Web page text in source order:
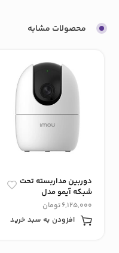
محصولات مشابه
دوربین مداربسته تحت
شبکه آیمو مدل
ranger2/ 3MP
6,125,000تومان
افزودن به سبد خرید